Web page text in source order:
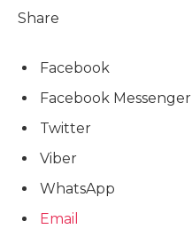
Share
Facebook
Facebook Messenger
Twitter
Viber
WhatsApp
Email